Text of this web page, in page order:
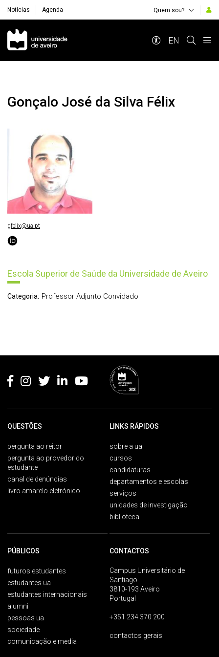
Notícias Agenda Quem sou?
Navegação Principal
EN
Gonçalo José da Silva Félix
Escola Superior de Saúde da Universidade de Aveiro
Categoria: Professor Adjunto Convidado
gfelix@ua.pt
QUESTÕES
pergunta ao reitor
pergunta ao provedor do
estudante
canal de denúncias
livro amarelo eletrónico
LINKS RÁPIDOS
sobre a ua
cursos
candidaturas
departamentos e escolas
serviços
unidades de investigação
biblioteca
PÚBLICOS
futuros estudantes
estudantes ua
estudantes internacionais
alumni
pessoas ua
sociedade
comunicação e media
CONTACTOS
Campus Universitário de
Santiago
3810-193 Aveiro
Portugal
+351 234 370 200
contactos gerais